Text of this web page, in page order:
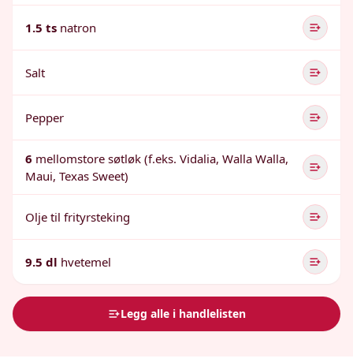
1.5 ts natron
Salt
Pepper
6 mellomstore søtløk (f.eks. Vidalia, Walla Walla,
Maui, Texas Sweet)
Olje til frityrsteking
9.5 dl hvetemel
Legg alle i handlelisten